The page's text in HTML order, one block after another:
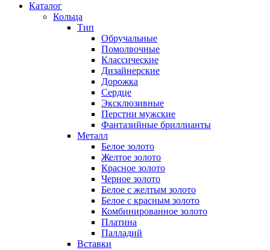
Каталог
Кольца
Тип
Обручальные
Помолвочные
Классические
Дизайнерские
Дорожка
Сердце
Эксклюзивные
Перстни мужские
Фантазийные бриллианты
Металл
Белое золото
Желтое золото
Красное золото
Черное золото
Белое с желтым золото
Белое с красным золото
Комбинированное золото
Платина
Палладий
Вставки